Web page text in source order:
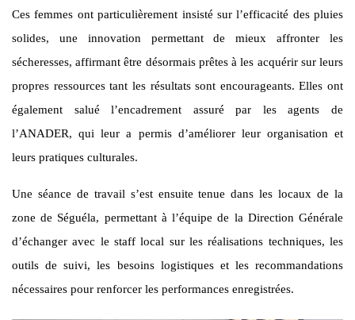
Ces femmes ont particulièrement insisté sur l’efficacité des pluies
solides, une innovation permettant de mieux affronter les
sécheresses, affirmant être désormais prêtes à les acquérir sur leurs
propres ressources tant les résultats sont encourageants. Elles ont
également salué l’encadrement assuré par les agents de
l’ANADER, qui leur a permis d’améliorer leur organisation et
leurs pratiques culturales.
Une séance de travail s’est ensuite tenue dans les locaux de la
zone de Séguéla, permettant à l’équipe de la Direction Générale
d’échanger avec le staff local sur les réalisations techniques, les
outils de suivi, les besoins logistiques et les recommandations
nécessaires pour renforcer les performances enregistrées.